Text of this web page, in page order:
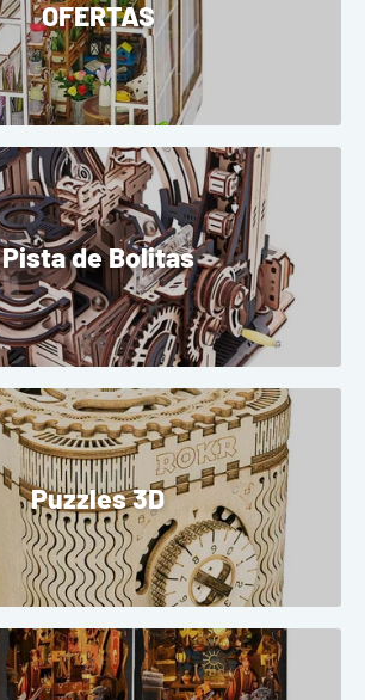
OFERTAS
Pista de Bolitas
Puzzles 3D